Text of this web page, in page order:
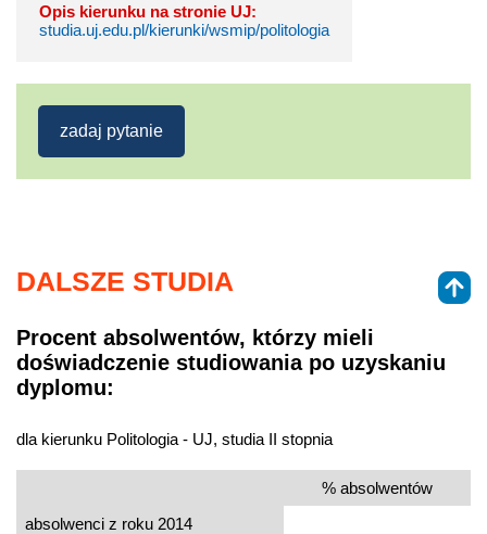
Opis kierunku na stronie UJ:
studia.uj.edu.pl/kierunki/wsmip/politologia
zadaj pytanie
DALSZE STUDIA
Procent absolwentów, którzy mieli
doświadczenie studiowania po uzyskaniu
dyplomu:
dla kierunku Politologia - UJ, studia II stopnia
% absolwentów
absolwenci z roku 2014